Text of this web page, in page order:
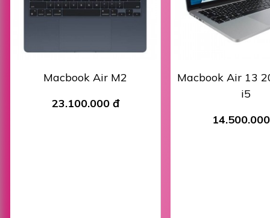
Macbook Air M2
23.100.000 đ
Macbook Air 13
i5